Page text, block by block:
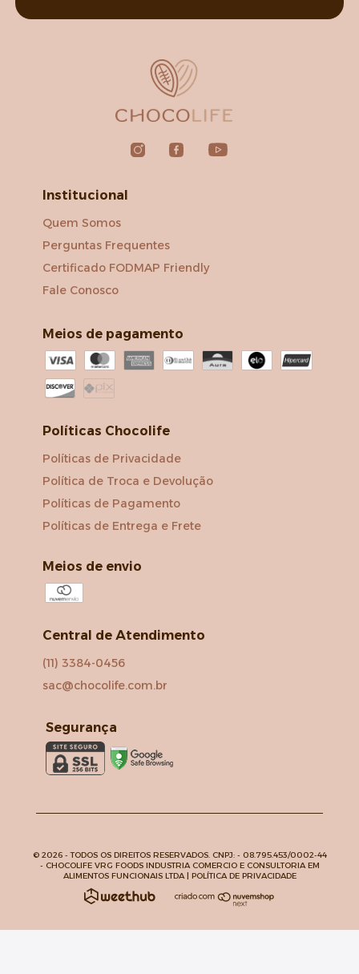
Institucional
Quem Somos
Perguntas Frequentes
Certificado FODMAP Friendly
Fale Conosco
Meios de pagamento
Políticas Chocolife
Políticas de Privacidade
Política de Troca e Devolução
Políticas de Pagamento
Políticas de Entrega e Frete
Meios de envio
Central de Atendimento
(11) 3384-0456
sac@chocolife.com.br
Segurança
© 2026 - TODOS OS DIREITOS RESERVADOS. CNPJ: - 08.795.453/0002-44
- CHOCOLIFE VRG FOODS INDUSTRIA COMERCIO E CONSULTORIA EM
ALIMENTOS FUNCIONAIS LTDA | POLÍTICA DE PRIVACIDADE